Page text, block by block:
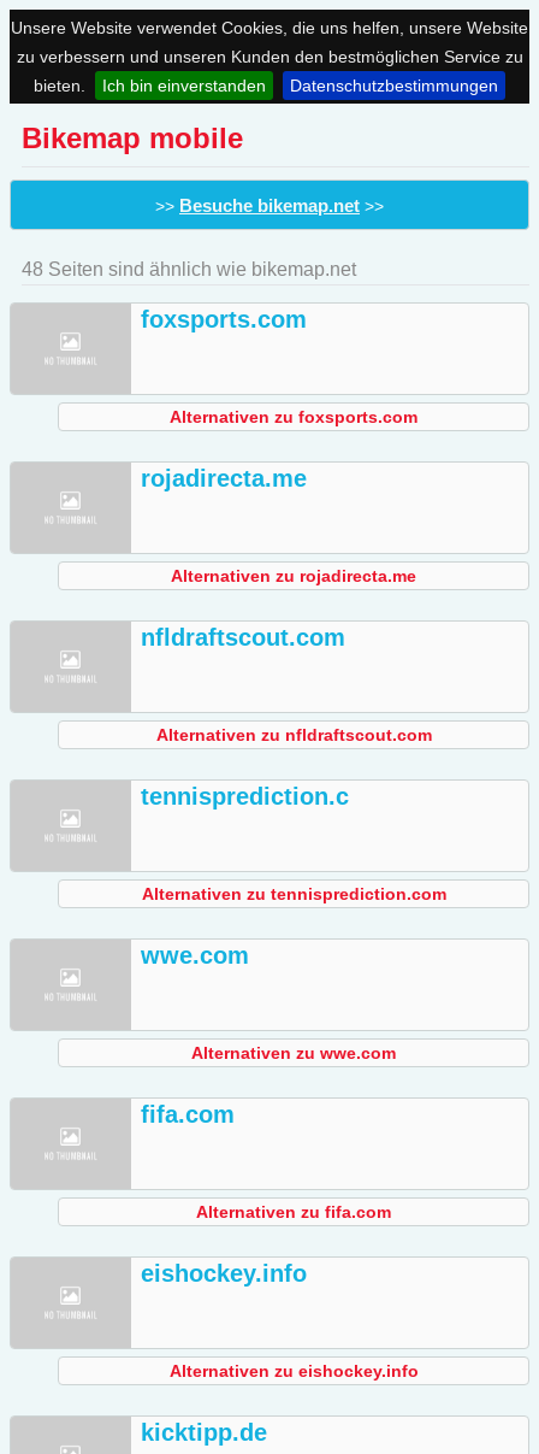
Unsere Website verwendet Cookies, die uns helfen, unsere Website
zu verbessern und unseren Kunden den bestmöglichen Service zu
bieten.
Ich bin einverstanden Datenschutzbestimmungen
Bikemap mobile
>> Besuche bikemap.net >>
48 Seiten sind ähnlich wie bikemap.net
foxsports.com
Alternativen zu foxsports.com
rojadirecta.me
Alternativen zu rojadirecta.me
nfldraftscout.com
Alternativen zu nfldraftscout.com
tennisprediction.c
Alternativen zu tennisprediction.com
wwe.com
Alternativen zu wwe.com
fifa.com
Alternativen zu fifa.com
eishockey.info
Alternativen zu eishockey.info
kicktipp.de